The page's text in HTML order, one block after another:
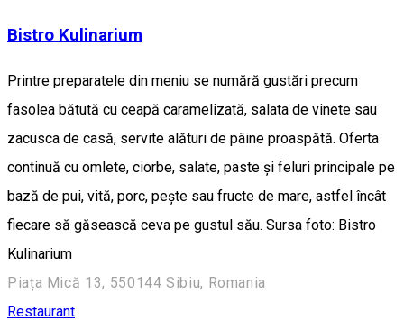
Bistro Kulinarium
Printre preparatele din meniu se numără gustări precum
fasolea bătută cu ceapă caramelizată, salata de vinete sau
zacusca de casă, servite alături de pâine proaspătă. Oferta
continuă cu omlete, ciorbe, salate, paste și feluri principale pe
bază de pui, vită, porc, pește sau fructe de mare, astfel încât
fiecare să găsească ceva pe gustul său. Sursa foto: Bistro
Kulinarium
Piața Mică 13, 550144 Sibiu, Romania
Restaurant